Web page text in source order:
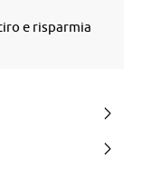
e risparmia